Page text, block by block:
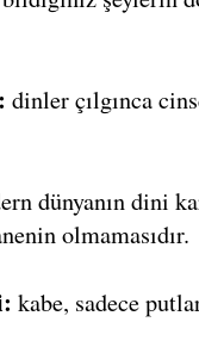
dinler çılgınca
dünyanın dini
olmamasıdır.
kabe, sadece